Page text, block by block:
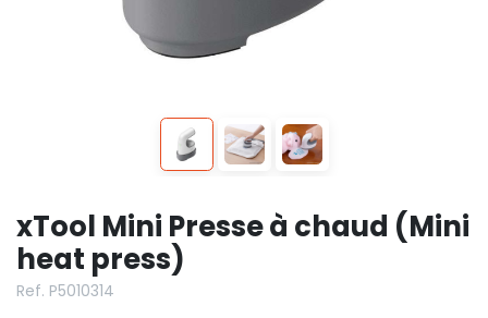
xTool Mini Presse à chaud (Mini
heat press)
Ref. P5010314